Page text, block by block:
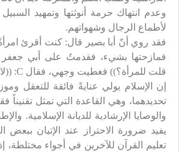
وعدم انتهاك حرمة أنوثتها وتمهيد
لأطماع الرجال وشهواتهم.
فقد روي أنّ أبا بصير قال: كنت أقرئ
فمازحتها بشيء، فقدمتُ على أبي جعفر
قلت للمرأة؟)) فغطيت وجهي، فقال C
:
إن الإسلام يولي عنايةً فائقة للتعقل
تحديدهما، وهي القاعدة التي تمثل تقنيناً
والوصايا الإرشادية للديانة الإسلامية.
يفيد ضرورة الاحتراز عند الإتيان
تعليم القرآن للآخرين في أجواء